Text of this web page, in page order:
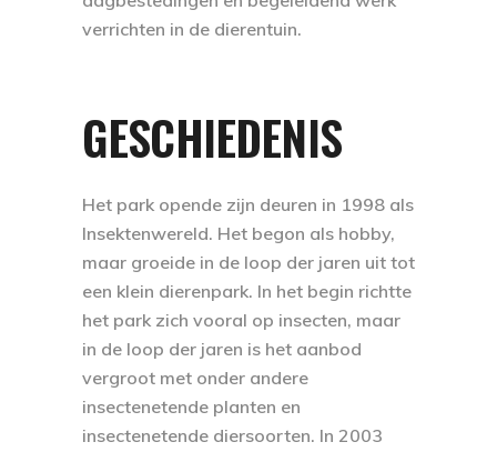
verrichten in de dierentuin.
GESCHIEDENIS
Het park opende zijn deuren in 1998 als
Insektenwereld. Het begon als hobby,
maar groeide in de loop der jaren uit tot
een klein dierenpark. In het begin richtte
het park zich vooral op insecten, maar
in de loop der jaren is het aanbod
vergroot met onder andere
insectenetende planten en
insectenetende diersoorten. In 2003